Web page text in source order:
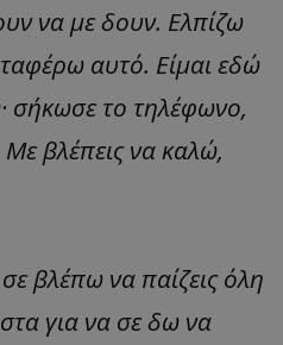
να με δουν. Ελπίζω
αυτό. Είμαι εδώ
σήκωσε το τηλέφωνο,
βλέπεις να καλώ,
βλέπω να παίζεις όλη
για να σε δω να